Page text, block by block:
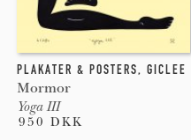
PLAKATER & POSTERS, GICLEE
Mormor
Yoga III
950 DKK